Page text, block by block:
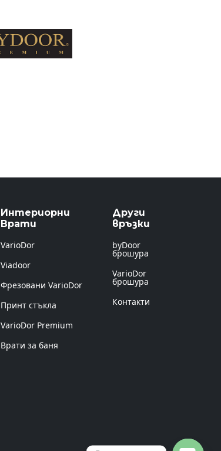
Интериорни
Врати
VarioDor
Viadoor
Фрезовани VarioDor
Принт стъкла
VarioDor Premium
Врати за баня
Други
връзки
byDoor
брошура
VarioDor
брошура
Контакти